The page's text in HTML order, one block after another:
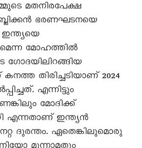
മതനിരപേക്ഷ
ഭരണഘടനയെ
മോഹത്തിൽ
തിരിച്ചടിയാണ് 2024
എന്നിട്ടും
മോദിക്ക്
എന്നതാണ് ഇന്ത്യൻ
ദുരന്തം. ഏതെങ്കിലുമൊരു